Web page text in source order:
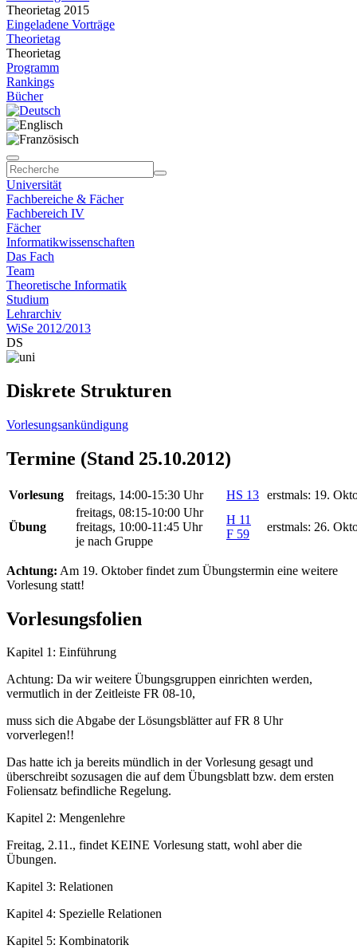
Theorietag 2015
Eingeladene Vorträge
Theorietag
Theorietag
Programm
Rankings
Bücher
Universität
Fachbereiche & Fächer
Fachbereich IV
Fächer
Informatikwissenschaften
Das Fach
Team
Theoretische Informatik
Studium
Lehrarchiv
WiSe 2012/2013
DS
Diskrete Strukturen
Vorlesungsankündigung
Termine (Stand 25.10.2012)
Vorlesung freitags, 14:00-15:30 Uhr HS 13 erstmals: 19.
Übung
freitags, 08:15-10:00 Uhr
freitags, 10:00-11:45 Uhr
je nach Gruppe
H 11
F 59
erstmals: 26.
Achtung: Am 19. Oktober findet zum Übungstermin eine weitere
Vorlesung statt!
Vorlesungsfolien
Kapitel 1: Einführung
Achtung: Da wir weitere Übungsgruppen einrichten werden,
vermutlich in der Zeitleiste FR 08-10,
muss sich die Abgabe der Lösungsblätter auf FR 8 Uhr
vorverlegen!!
Das hatte ich ja bereits mündlich in der Vorlesung gesagt und
überschreibt sozusagen die auf dem Übungsblatt bzw. dem ersten
Foliensatz befindliche Regelung.
Kapitel 2: Mengenlehre
Freitag, 2.11., findet KEINE Vorlesung statt, wohl aber die
Übungen.
Kapitel 3: Relationen
Kapitel 4: Spezielle Relationen
Kapitel 5: Kombinatorik